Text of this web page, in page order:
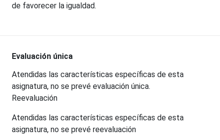
de favorecer la igualdad.
Evaluación única
Atendidas las características específicas de esta
asignatura, no se prevé evaluación única.
Reevaluación
Atendidas las características específicas de esta
asignatura, no se prevé reevaluación